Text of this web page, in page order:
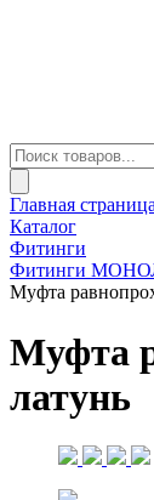
Главная страница
Каталог
Фитинги
Фитинги
Муфта
Муфта
латунь